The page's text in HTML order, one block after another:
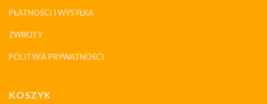
PŁATNOŚCI I WYSYŁKA
ZWROTY
POLITYKA PRYWATNOŚCI
KOSZYK